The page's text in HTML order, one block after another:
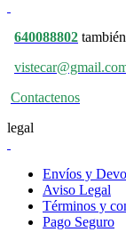
640088802 también
Contactenos
legal
Envíos y
Aviso Legal
Términos y
Pago Seguro